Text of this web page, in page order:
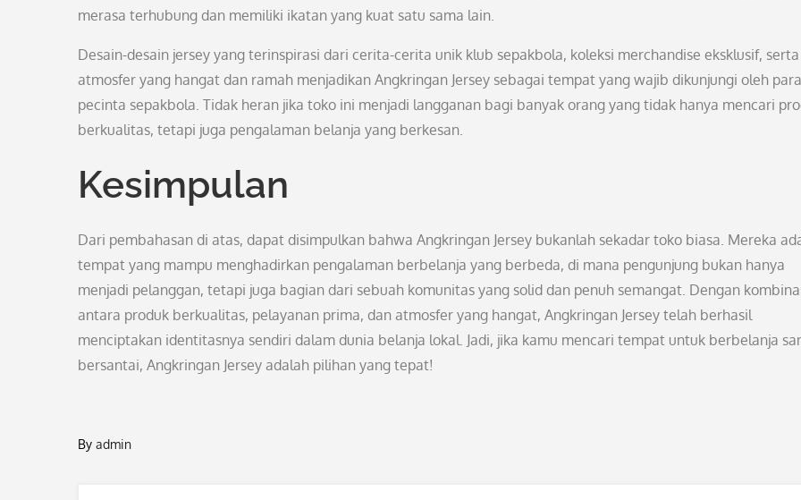
merasa terhubung dan memiliki ikatan yang kuat satu sama lain.
Desain-desain jersey yang terinspirasi dari cerita-cerita unik klub sepakbola, koleksi merchandise eksklusif, serta
atmosfer yang hangat dan ramah menjadikan Angkringan Jersey sebagai tempat yang wajib dikunjungi oleh para
pecinta sepakbola. Tidak heran jika toko ini menjadi langganan bagi banyak orang yang tidak hanya mencari
berkualitas, tetapi juga pengalaman belanja yang berkesan.
Kesimpulan
Dari pembahasan di atas, dapat disimpulkan bahwa Angkringan Jersey bukanlah sekadar toko biasa. Mereka
tempat yang mampu menghadirkan pengalaman berbelanja yang berbeda, di mana pengunjung bukan hanya
menjadi pelanggan, tetapi juga bagian dari sebuah komunitas yang solid dan penuh semangat. Dengan
antara produk berkualitas, pelayanan prima, dan atmosfer yang hangat, Angkringan Jersey telah berhasil
menciptakan identitasnya sendiri dalam dunia belanja lokal. Jadi, jika kamu mencari tempat untuk berbelanja
bersantai, Angkringan Jersey adalah pilihan yang tepat!
By admin